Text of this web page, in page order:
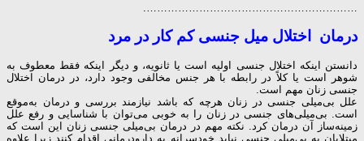
…………………………………………………….
درمان اختلال میل جنسی کم کار در مرد
دانستن اینکه اختلال جنسی اولیه است یا ثانویه، و دیگر اینکه فقط معطوف به
شوهر است یا کلاً در رابطه با هر جنس مخالفی وجود دارد، در درمان اختلال
جنسی زنان مهم است.
علل بی‌میلی جنسی در زنان هرچه که باشد نیازمند بررسی و درمان به‌موقع
است. بی‌میلی‌های جنسی در زنان را به خوبی می‌توان با شناسایی و رفع علل
زمینه‌ساز آن درمان کرد. نکته مهم در درمان بی‌میلی جنسی زنان این است که
مبتلایان به بی‌میلی جنسی نباید خودسرانه به دارودرمانی اقدام کنند زیرا علاوه